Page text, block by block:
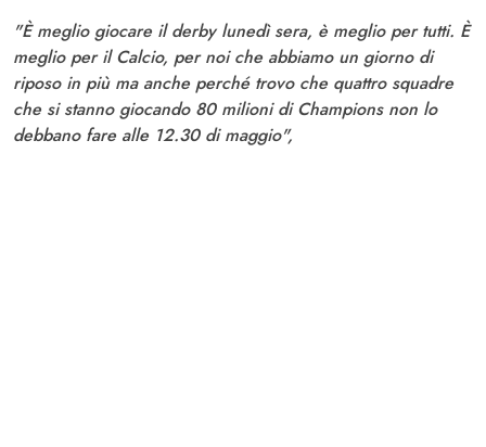
"È meglio giocare il derby lunedì sera, è meglio per tutti. È
meglio per il Calcio, per noi che abbiamo un giorno di
riposo in più ma anche perché trovo che quattro squadre
che si stanno giocando 80 milioni di Champions non lo
debbano fare alle 12.30 di maggio",